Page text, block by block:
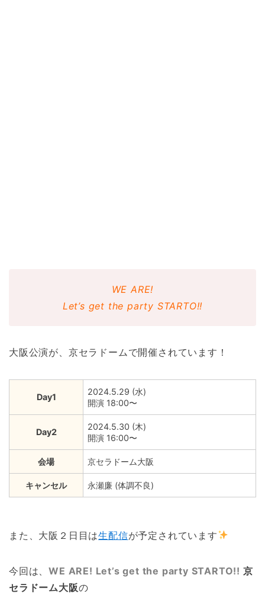
WE ARE!
Let’s get the party STARTO!!
大阪公演が、京セラドームで開催されています！
Day1
2024.5.29 (水)
開演 18:00〜
Day2
2024.5.30 (木)
開演 16:00〜
会場 京セラドーム大阪
キャンセル 永瀬廉 (体調不良)
また、大阪２日目は生配信が予定されています
今回は、WE ARE! Let’s get the party STARTO!! 京
セラドーム大阪の